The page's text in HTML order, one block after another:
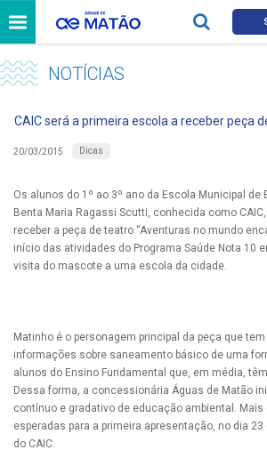
NOTÍCIAS
CAIC será a primeira escola a receber peça
20/03/2015 Dicas
Os alunos do 1º ao 3º ano da Escola Municipal de
Benta Maria Ragassi Scutti, conhecida como
receber a peça de teatro “Aventuras no mundo
início das atividades do Programa Saúde Nota 10
visita do mascote a uma escola da cidade.
Matinho é o personagem principal da peça que
informações sobre saneamento básico de uma
alunos do Ensino Fundamental que, em média,
Dessa forma, a concessionária Águas de Matão
contínuo e gradativo de educação ambiental.
esperadas para a primeira apresentação, no dia
do CAIC.